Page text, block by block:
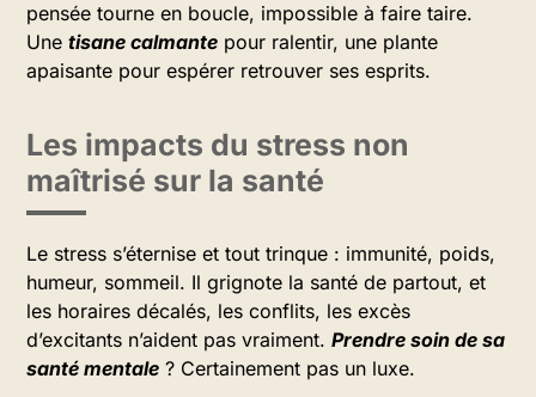
pensée tourne en boucle, impossible à faire taire.
Une tisane calmante pour ralentir, une plante
apaisante pour espérer retrouver ses esprits.
Les impacts du stress non
maîtrisé sur la santé
Le stress s’éternise et tout trinque : immunité, poids,
humeur, sommeil. Il grignote la santé de partout, et
les horaires décalés, les conflits, les excès
d’excitants n’aident pas vraiment. Prendre soin de sa
santé mentale ? Certainement pas un luxe.